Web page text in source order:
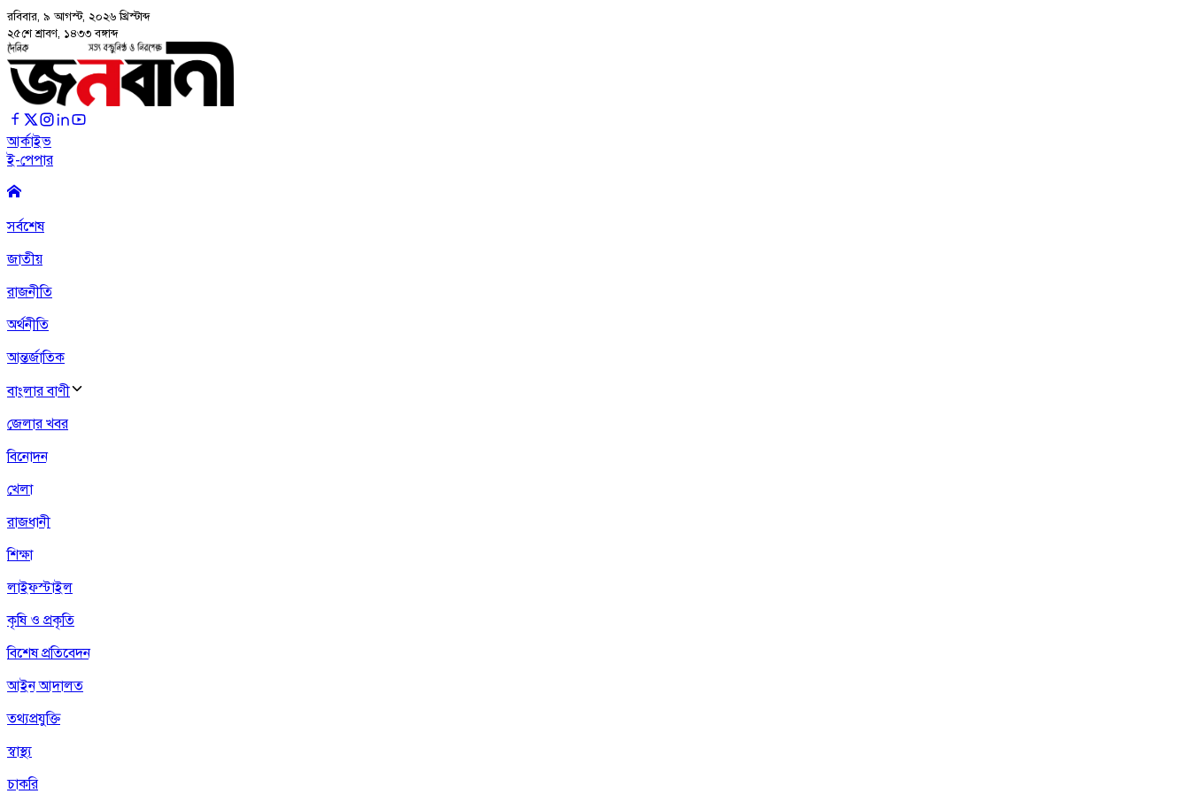
রবিবার, ৯ আগস্ট, ২০২৬ খ্রিস্টাব্দ
২৫শে শ্রাবণ, ১৪৩৩ বঙ্গাব্দ
আর্কাইভ
ই-পেপার
সর্বশেষ
জাতীয়
রাজনীতি
অর্থনীতি
আন্তর্জাতিক
বাংলার বাণী
জেলার খবর
বিনোদন
খেলা
রাজধানী
শিক্ষা
লাইফস্টাইল
কৃষি ও প্রকৃতি
বিশেষ প্রতিবেদন
আইন আদালত
তথ্যপ্রযুক্তি
স্বাস্থ্য
চাকরি